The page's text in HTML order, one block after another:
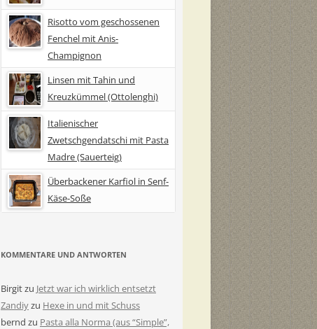
Risotto vom geschossenen
Fenchel mit Anis-
Champignon
Linsen mit Tahin und
Kreuzkümmel (Ottolenghi)
Italienischer
Zwetschgendatschi mit Pasta
Madre (Sauerteig)
Überbackener Karfiol in Senf-
Käse-Soße
KOMMENTARE UND ANTWORTEN
Birgitzu Jetzt war ich wirklich entsetzt
Zandiyzu Hexe in und mit Schuss
bernd zu Pasta alla Norma (aus “Simple”,